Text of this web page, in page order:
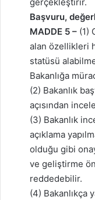
Başvuru,
MADDE 5 – (1)
alan özellikleri
statüsü
Bakanlığa
(2) Bakanlık
açısından
(3) Bakanlık
açıklama
olduğu gibi
ve geliştirme
reddedebilir.
(4) Bakanlıkça